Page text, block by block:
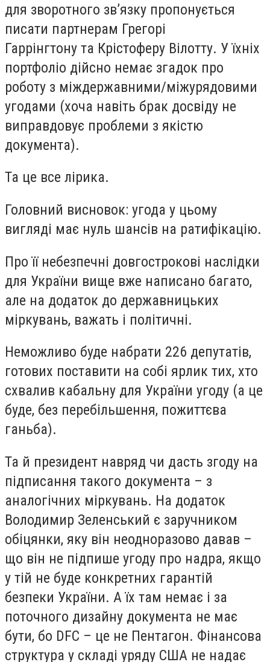
для зворотного зв’язку пропонується
писати партнерам Грегорі
Гаррінгтону та Крістоферу Вілотту. У їхніх
портфоліо дійсно немає згадок про
роботу з міждержавними/міжурядовими
угодами (хоча навіть брак досвіду не
виправдовує проблеми з якістю
документа).
Та це все лірика.
Головний висновок: угода у цьому
вигляді має нуль шансів на ратифікацію.
Про її небезпечні довгострокові наслідки
для України вище вже написано багато,
але на додаток до державницьких
міркувань, важать і політичні.
Неможливо буде набрати 226 депутатів,
готових поставити на собі ярлик тих, хто
схвалив кабальну для України угоду (а це
буде, без перебільшення, пожиттєва
ганьба).
Та й президент навряд чи дасть згоду на
підписання такого документа – з
аналогічних міркувань. На додаток
Володимир Зеленський є заручником
обіцянки, яку він неодноразово давав –
що він не підпише угоду про надра, якщо
у тій не буде конкретних гарантій
безпеки України. А їх там немає і за
поточного дизайну документа не має
бути, бо DFC – це не Пентагон. Фінансова
структура у складі уряду США не надає